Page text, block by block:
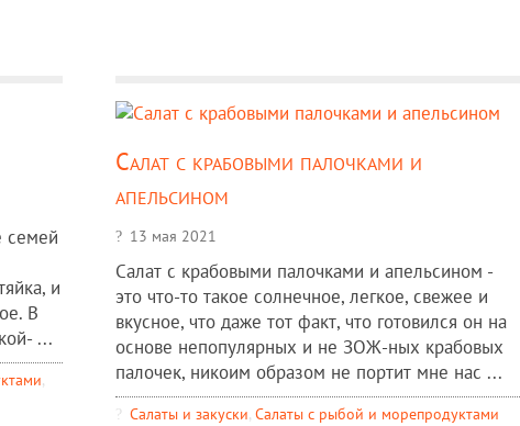
семей
и
В
...
,
Салат с крабовыми палочками и
апельсином
13 мая 2021
Салат с крабовыми палочками и апельсином -
это что-то такое солнечное, легкое, свежее и
вкусное, что даже тот факт, что готовился он на
основе непопулярных и не ЗОЖ-ных крабовых
палочек, никоим образом не портит мне нас ...
Салаты и закуски, Салаты с рыбой и морепродуктами